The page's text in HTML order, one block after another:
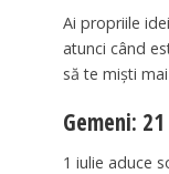
Ai propriile
atunci când
să te miști
Gemeni:
1 iulie aduce